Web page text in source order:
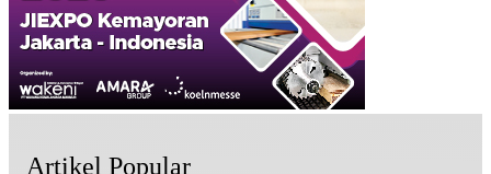
Artikel Popular